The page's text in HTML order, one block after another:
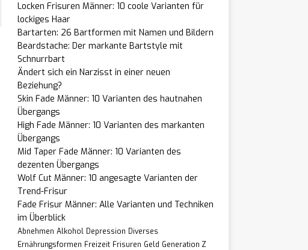
Locken Frisuren Männer: 10 coole Varianten für
lockiges Haar
Bartarten: 26 Bartformen mit Namen und Bildern
Beardstache: Der markante Bartstyle mit
Schnurrbart
Ändert sich ein Narzisst in einer neuen
Beziehung?
Skin Fade Männer: 10 Varianten des hautnahen
Übergangs
High Fade Männer: 10 Varianten des markanten
Übergangs
Mid Taper Fade Männer: 10 Varianten des
dezenten Übergangs
Wolf Cut Männer: 10 angesagte Varianten der
Trend-Frisur
Fade Frisur Männer: Alle Varianten und Techniken
im Überblick
Abnehmen Alkohol Depression Diverses
Ernährungsformen Freizeit Frisuren Geld Generation Z